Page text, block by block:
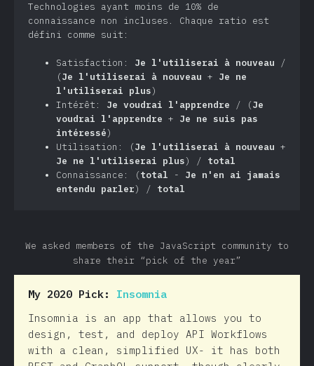
Technologies ayant moins de 10% de
connaissance non incluses. Chaque ratio est
défini comme suit:
Satisfaction: Je l'utiliserai à nouveau /
(Je l'utiliserai à nouveau + Je ne
l'utiliserai plus)
Intérêt: Je voudrai l'apprendre / (Je
voudrai l'apprendre + Je ne suis pas
intéressé)
Utilisation: (Je l'utiliserai à nouveau +
Je ne l'utiliserai plus) / total
Connaissance: (total - Je n'en ai jamais
entendu parler) / total
We asked members of the JavaScript community to
share their “pick of the year”
My 2020 Pick: Insomnia
Insomnia is an app that allows you to
design, test, and deploy API Workflows
with a clean, simplified UX- it has both